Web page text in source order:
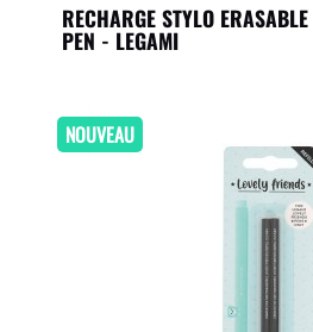
RECHARGE STYLO ERASABLE
PEN - LEGAMI
NOUVEAU